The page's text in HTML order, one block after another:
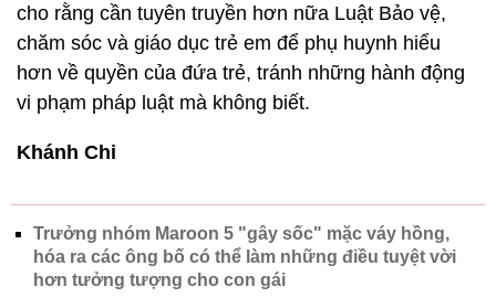
cho rằng cần tuyên truyền hơn nữa Luật Bảo vệ,
chăm sóc và giáo dục trẻ em để phụ huynh hiểu
hơn về quyền của đứa trẻ, tránh những hành động
vi phạm pháp luật mà không biết.
Khánh Chi
Trưởng nhóm Maroon 5 "gây sốc" mặc váy hồng,
hóa ra các ông bố có thể làm những điều tuyệt vời
hơn tưởng tượng cho con gái